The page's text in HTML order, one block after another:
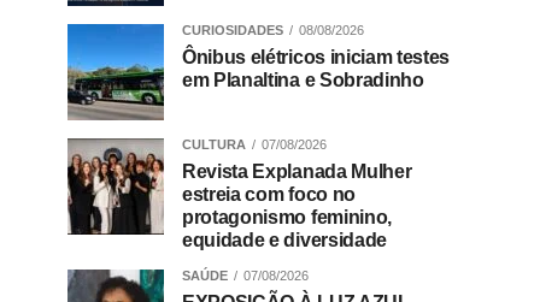
CURIOSIDADES 08/08/2026
Ônibus elétricos iniciam testes
em Planaltina e Sobradinho
CULTURA 07/08/2026
Revista Explanada Mulher
estreia com foco no
protagonismo feminino,
equidade e diversidade
SAÚDE 07/08/2026